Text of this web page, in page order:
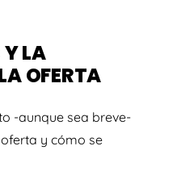
Y LA
OFERTA
-aunque sea breve-
y cómo se